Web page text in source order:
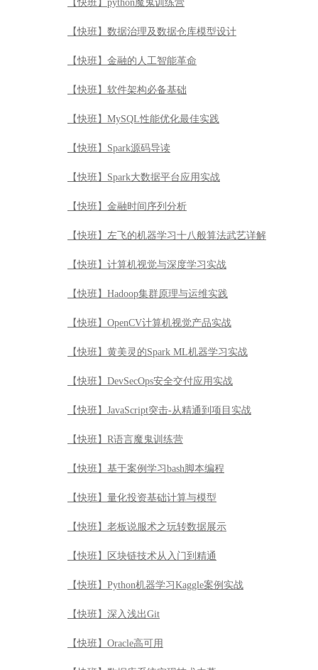
【快班】Spark源码导读
【快班】Spark大数据平台应用实战
【快班】金融时间序列分析
【快班】左飞的机器学习十八般算法武艺详解
【快班】计算机视觉与深度学习实战
【快班】Hadoop集群原理与运维实践
【快班】OpenCV计算机视觉产品实战
【快班】黄美灵的Spark ML机器学习实战
【快班】DevSecOps安全交付应用实战
【快班】JavaScript突击-从精通到项目实战
【快班】R语言魔鬼训练营
【快班】基于案例学习bash脚本编程
【快班】量化投资基础计算与模型
【快班】老板说服术之玩转数据展示
【快班】区块链技术从入门到精通
【快班】Python机器学习Kaggle案例实战
【快班】深入浅出Git
【快班】Oracle高可用
【快班】数据库系统实现技术内幕
【快班】Goldengate从入门到精通
【快班】PL/SQL实战魔鬼训练营
【快班】Oracle 12c特性解读-容器数据库和灾备
【快班】Oracle DBA从小白到入职实战应用